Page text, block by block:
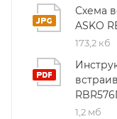
управление
холодильной и
гарантирует
овощи остаются
кондитерские
Схема
ASKO
173,2 кб
1,2 мб